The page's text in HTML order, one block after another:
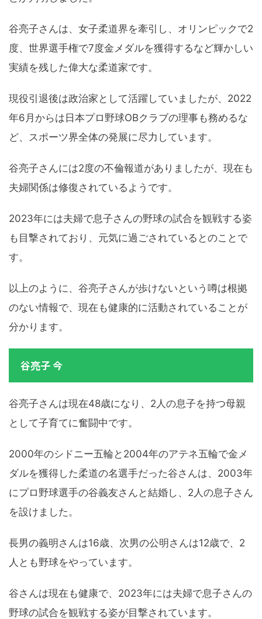
谷亮子さんは、女子柔道界を牽引し、オリンピックで2
度、世界選手権で7度金メダルを獲得するなど輝かしい
実績を残した偉大な柔道家です。
現役引退後は政治家として活躍していましたが、2022
年6月からは日本プロ野球OBクラブの理事も務めるな
ど、スポーツ界全体の発展に尽力しています。
谷亮子さんには2度の不倫報道がありましたが、現在も
夫婦関係は修復されているようです。
2023年には夫婦で息子さんの野球の試合を観戦する姿
も目撃されており、元気に過ごされているとのことで
す。
以上のように、谷亮子さんが歩けないという噂は根拠
のない情報で、現在も健康的に活動されていることが
分かります。
谷亮子 今
谷亮子さんは現在48歳になり、2人の息子を持つ母親
として子育てに奮闘中です。
2000年のシドニー五輪と2004年のアテネ五輪で金メ
ダルを獲得した柔道の名選手だった谷さんは、2003年
にプロ野球選手の谷義友さんと結婚し、2人の息子さん
を設けました。
長男の義明さんは16歳、次男の公明さんは12歳で、2
人とも野球をやっています。
谷さんは現在も健康で、2023年には夫婦で息子さんの
野球の試合を観戦する姿が目撃されています。